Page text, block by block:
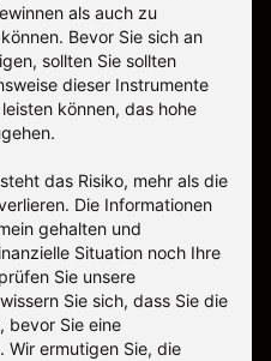
als auch zu
Bevor Sie sich an
sollten Sie sollten
dieser Instrumente
können, das hohe
das Risiko, mehr als die
Die Informationen
gehalten und
Situation noch Ihre
Sie unsere
Sie sich, dass Sie die
bevor Sie eine
Wir ermutigen Sie, die